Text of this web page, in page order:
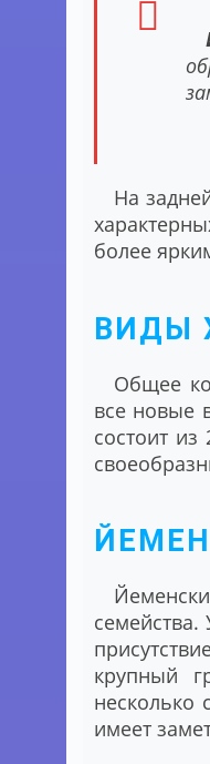
На
более
ВИДЫ
Общее
все новые
состоит
крупный
несколько
имеет